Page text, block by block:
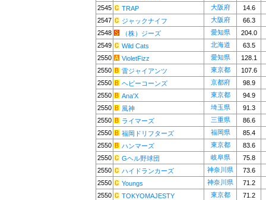
2545
TRAP 大阪府
14.6
2547
ジャックナイフ 大阪府
66.3
2548
（株）ジーズ 愛知県
204.0
2549
Wild Cats 北海道
63.5
2550
VioletFizz 愛知県
128.1
2550
雷ジャイアンツ 東京都
107.6
2550
ヘビーコーンズ 京都府
98.9
2550
Ana'X 東京都
94.9
2550
風神 埼玉県
91.3
2550
ライマーズ 三重県
86.6
2550
福岡ドリフターズ 福岡県
85.4
2550
ハンマーズ 東京都
83.6
2550
Gヘル野球団 岐阜県
75.8
2550
ハイドランカーズ 神奈川県
73.6
2550
Youngs 神奈川県
71.2
2550
TOKYOMAJESTY 東京都
71.2